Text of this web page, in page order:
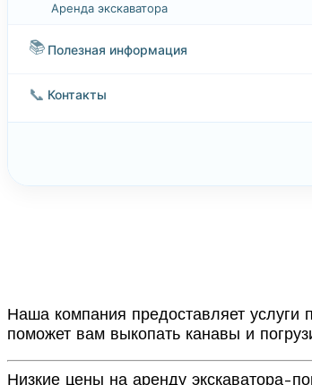
Аренда экскаватора
📚 Полезная информация
📞 Контакты
Наша компания предоставляет услуги
поможет вам выкопать канавы и
Низкие цены на аренду экскаватора-